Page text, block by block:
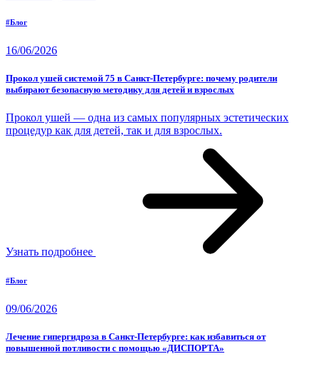
#Блог
16/06/2026
Прокол ушей системой 75 в Санкт-Петербурге: почему родители
выбирают безопасную методику для детей и взрослых
Прокол ушей — одна из самых популярных эстетических
процедур как для детей, так и для взрослых.
Узнать подробнее
#Блог
09/06/2026
Лечение гипергидроза в Санкт-Петербурге: как избавиться от
повышенной потливости с помощью «ДИСПОРТА»